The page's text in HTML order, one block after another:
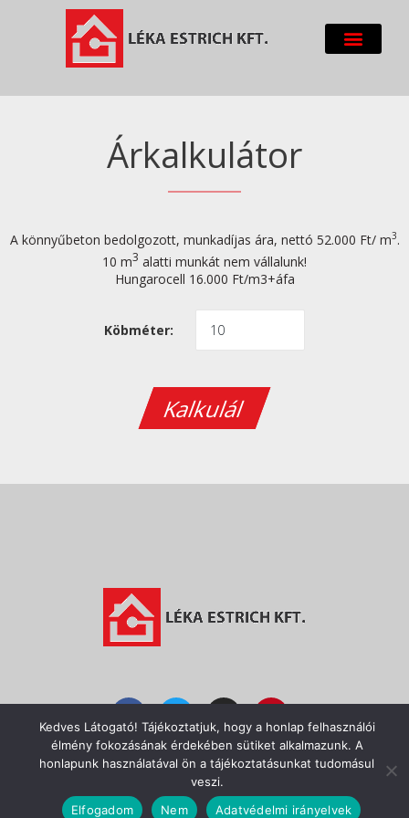
Árkalkulátor
A könnyűbeton bedolgozott, munkadíjas ára, nettó 52.000 Ft/ m3.
10 m3 alatti munkát nem vállalunk!
Hungarocell 16.000 Ft/m3+áfa
Köbméter:
Kalkulál
Kedves Látogató! Tájékoztatjuk, hogy a honlap felhasználói
élmény fokozásának érdekében sütiket alkalmazunk. A
honlapunk használatával ön a tájékoztatásunkat tudomásul
veszi.
Elfogadom
Nem Adatvédelmi irányelvek